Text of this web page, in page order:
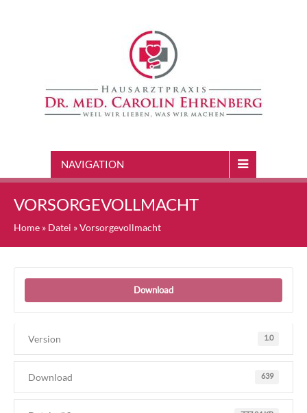
NAVIGATION
VORSORGEVOLLMACHT
Home » Datei »Vorsorgevollmacht
Download
Version 1.0
Download 639